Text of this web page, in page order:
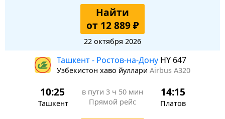
Найти
от 12 889 ₽
22 октября 2026
Ташкент - Ростов-на-Дону HY 647
Узбекистон хаво йуллари Airbus A320
10:25
Ташкент
в пути 3 ч 50 мин
Прямой рейс
14:15
Платов